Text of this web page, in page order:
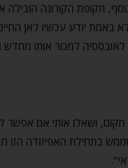
תקופת הקורונה
יודע עכשיו לאן החיים
למכור אותו מחדש
ושאלו אותי אם אפשר
בתחילת האפיזודה הזו